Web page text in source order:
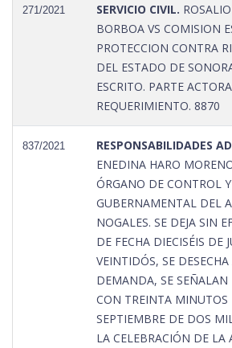
271/2021 SERVICIO CIVIL.
BORBOA VS COMISION
PROTECCION CONTRA
DEL ESTADO DE
ESCRITO. PARTE
REQUERIMIENTO. 8870
837/2021
RESPONSABILIDADES
ENEDINA HARO
ÓRGANO DE CONTROL
GUBERNAMENTAL DEL
NOGALES. SE DEJA SIN
DE FECHA DIECISÉIS DE
VEINTIDÓS, SE
DEMANDA, SE SEÑALAN
CON TREINTA MINUTOS
SEPTIEMBRE DE DOS
LA CELEBRACIÓN DE LA